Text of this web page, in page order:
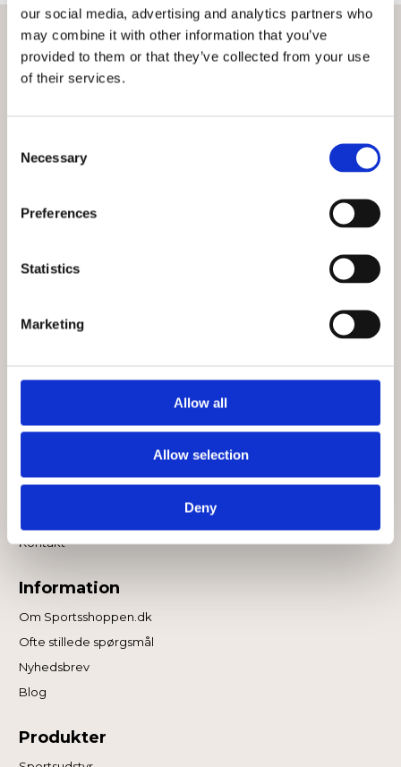
our social media, advertising and analytics partners who
may combine it with other information that you’ve
provided to them or that they’ve collected from your use
of their services.
Selection
Necessary
Preferences
Statistics
Marketing
Allow all
Allow selection
Deny
Kontakt
Sport Scandinavia A/S
info@spsca.dk
Kundeservice
Klub Log ind
Kontakt
Information
Om Sportsshoppen.dk
Ofte stillede spørgsmål
Nyhedsbrev
Blog
Produkter